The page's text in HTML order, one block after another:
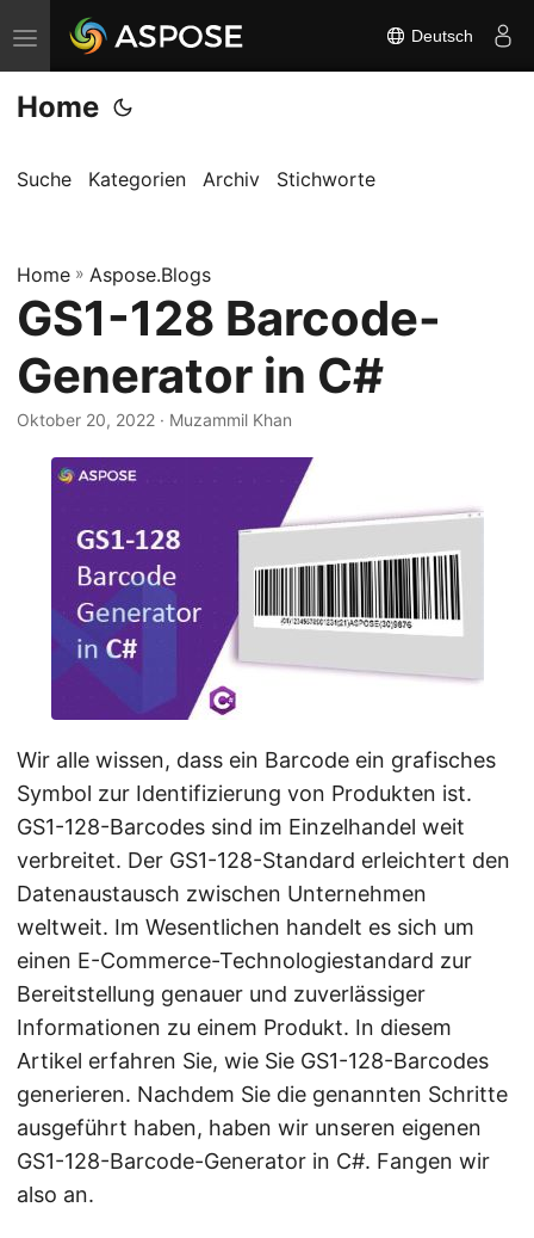
N
a
v
g
i
o
n
u
m
Deutsch
Home
Suche Kategorien Archiv Stichworte
Home » Aspose.Blogs
GS1-128 Barcode-
Generator in C#
Oktober 20, 2022 · Muzammil Khan
Wir alle wissen, dass ein Barcode ein grafisches
Symbol zur Identifizierung von Produkten ist.
GS1-128-Barcodes sind im Einzelhandel weit
verbreitet. Der GS1-128-Standard erleichtert den
Datenaustausch zwischen Unternehmen
weltweit. Im Wesentlichen handelt es sich um
einen E-Commerce-Technologiestandard zur
Bereitstellung genauer und zuverlässiger
Informationen zu einem Produkt. In diesem
Artikel erfahren Sie, wie Sie GS1-128-Barcodes
generieren. Nachdem Sie die genannten Schritte
ausgeführt haben, haben wir unseren eigenen
GS1-128-Barcode-Generator in C#. Fangen wir
also an.